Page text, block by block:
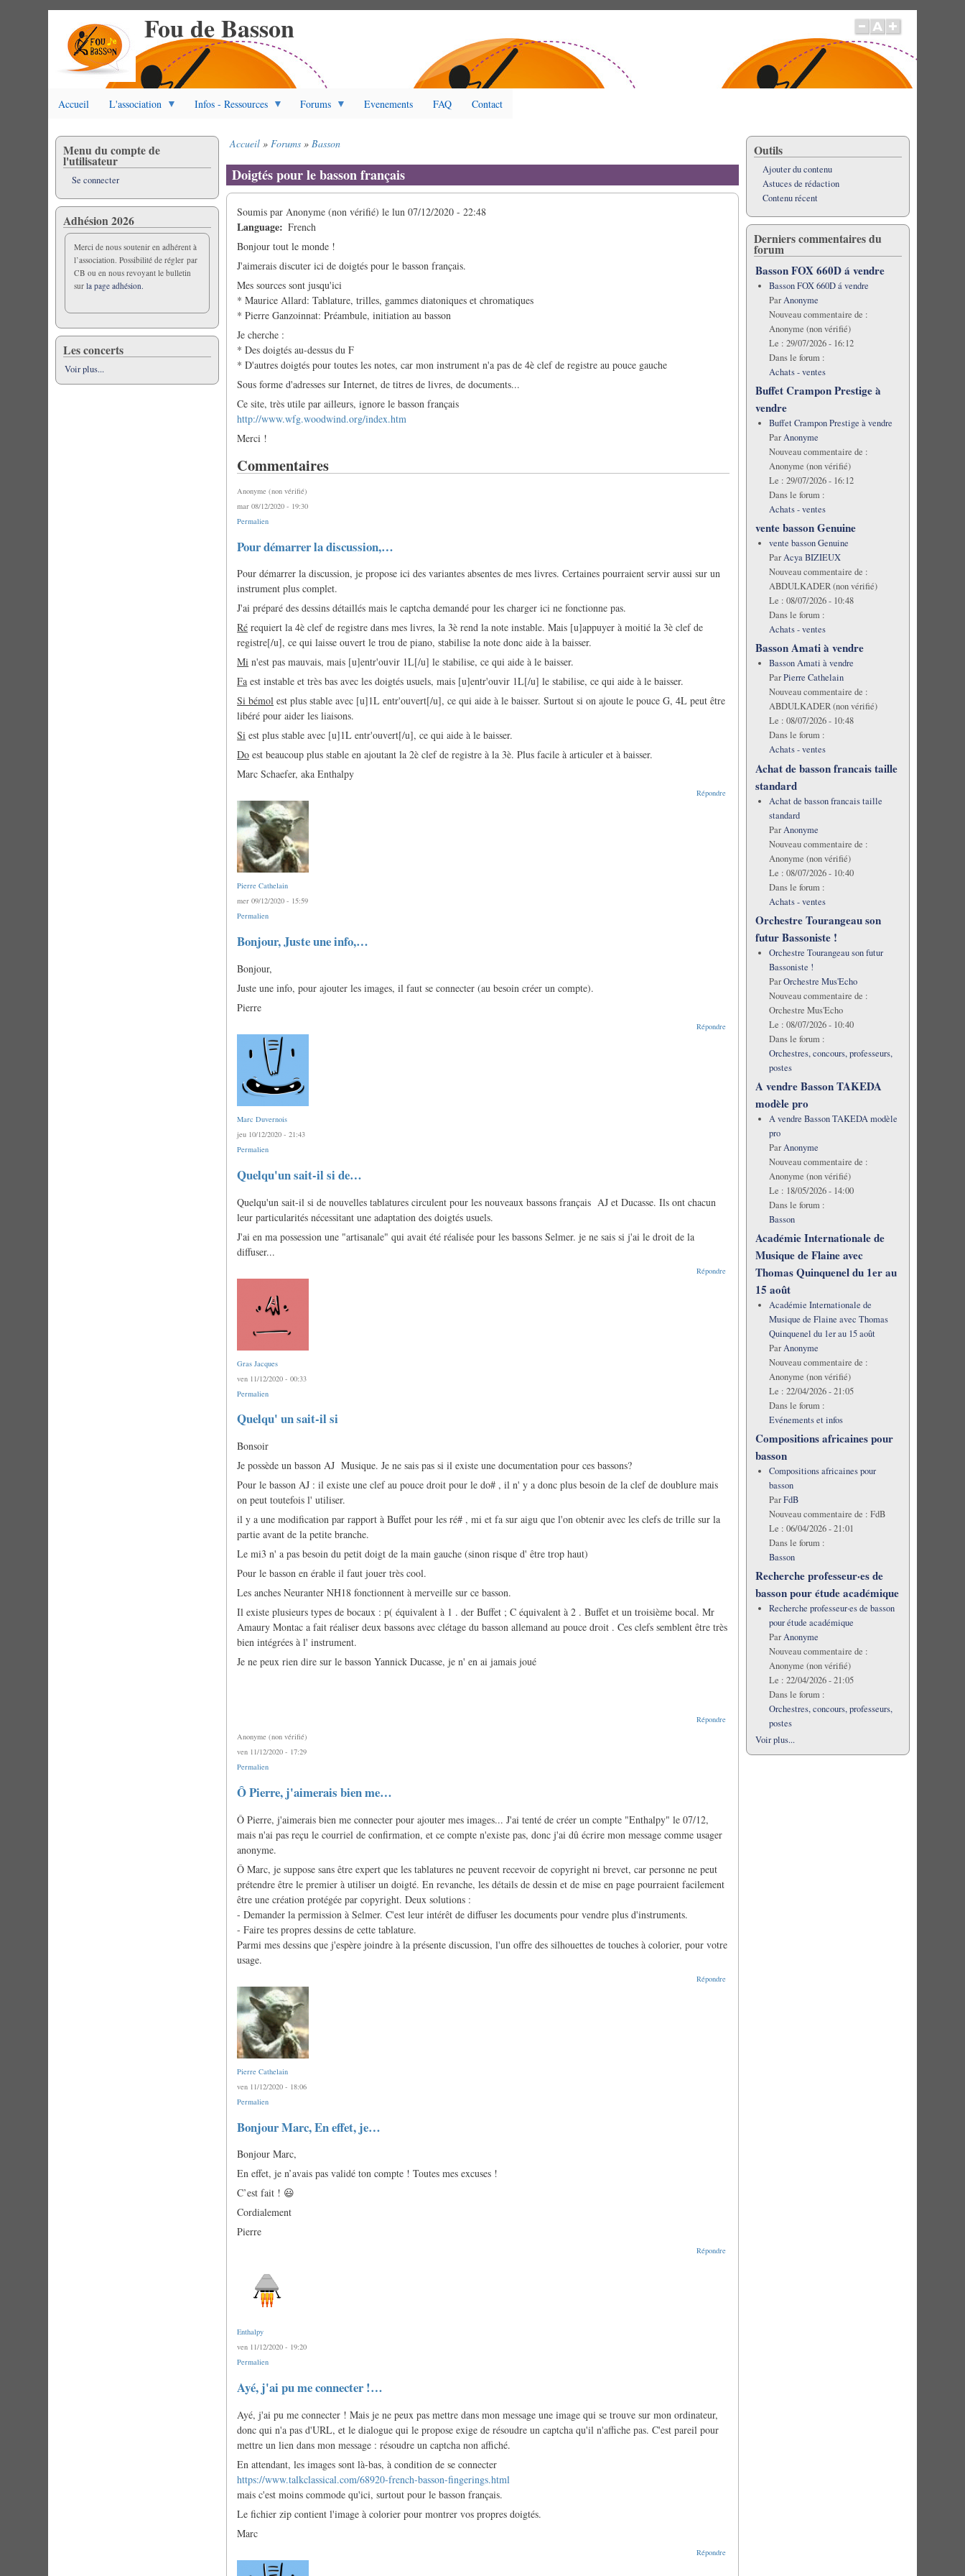
Fou de Basson
Accueil L'association Infos - Ressources Forums Evenements FAQ Contact
d'Ariane
Accueil Forums Basson
Doigtés pour le basson français
Soumis parAnonyme (non vérifié) lelun 07/12/2020 - 22:48
Language
French
Bonjour tout le monde !
J'aimerais discuter ici de doigtés pour le basson français.
Mes sources sont jusqu'ici
* Maurice Allard: Tablature, trilles, gammes diatoniques et chromatiques
* Pierre Ganzoinnat: Préambule, initiation au basson
Je cherche :
* Des doigtés au-dessus du F
* D'autres doigtés pour toutes les notes, car mon instrument n'a pas de 4è clef de registre au pouce gauche
Sous forme d'adresses sur Internet, de titres de livres, de documents...
Ce site, très utile par ailleurs, ignore le basson français
http://www.wfg.woodwind.org/index.htm
Merci !
Commentaires
Anonyme (non vérifié)
mar 08/12/2020 - 19:30
Permalien
Pour démarrer la discussion,…
Pour démarrer la discussion, je propose ici des variantes absentes de mes livres. Certaines pourraient servir aussi sur un
instrument plus complet.
J'ai préparé des dessins détaillés mais le captcha demandé pour les charger ici ne fonctionne pas.
Ré requiert la 4è clef de registre dans mes livres, la 3è rend la note instable. Mais [u]appuyer à moitié la 3è clef de
registre[/u], ce qui laisse ouvert le trou de piano, stabilise la note donc aide à la baisser.
Mi n'est pas mauvais, mais [u]entr'ouvir 1L[/u] le stabilise, ce qui aide à le baisser.
Fa est instable et très bas avec les doigtés usuels, mais [u]entr'ouvir 1L[/u] le stabilise, ce qui aide à le baisser.
Si bémol est plus stable avec [u]1L entr'ouvert[/u], ce qui aide à le baisser. Surtout si on ajoute le pouce G, 4L peut être
libéré pour aider les liaisons.
Si est plus stable avec [u]1L entr'ouvert[/u], ce qui aide à le baisser.
Do est beaucoup plus stable en ajoutant la 2è clef de registre à la 3è. Plus facile à articuler et à baisser.
Marc Schaefer, aka Enthalpy
Répondre
Pierre Cathelain
mer 09/12/2020 - 15:59
Permalien
Bonjour, Juste une info,…
Bonjour,
Juste une info, pour ajouter les images, il faut se connecter (au besoin créer un compte).
Pierre
Répondre
Marc Duvernois
jeu 10/12/2020 - 21:43
Permalien
Quelqu'un sait-il si de…
Quelqu'un sait-il si de nouvelles tablatures circulent pour les nouveaux bassons français AJ et Ducasse. Ils ont chacun
leur particularités nécessitant une adaptation des doigtés usuels.
J'ai en ma possession une "artisanale" qui avait été réalisée pour les bassons Selmer. je ne sais si j'ai le droit de la
diffuser...
Répondre
Gras Jacques
ven 11/12/2020 - 00:33
Permalien
En
réponse
Quelqu'un
il
de…
par
Duvernois
Quelqu' un sait-il si
Bonsoir
Je possède un basson AJ Musique. Je ne sais pas si il existe une documentation pour ces bassons?
Pour le basson AJ : il existe une clef au pouce droit pour le do# , il n' y a donc plus besoin de la clef de doublure mais
on peut toutefois l' utiliser.
il y a une modification par rapport à Buffet pour les ré# , mi et fa sur aigu que l'on obtenir avec les clefs de trille sur la
partie avant de la petite branche.
Le mi3 n' a pas besoin du petit doigt de la main gauche (sinon risque d' être trop haut)
Pour le basson en érable il faut jouer très cool.
Les anches Neuranter NH18 fonctionnent à merveille sur ce basson.
Il existe plusieurs types de bocaux : p( équivalent à 1 . der Buffet ; C équivalent à 2 . Buffet et un troisième bocal. Mr
Amaury Montac a fait réaliser deux bassons avec clétage du basson allemand au pouce droit . Ces clefs semblent être très
bien intégrées à l' instrument.
Je ne peux rien dire sur le basson Yannick Ducasse, je n' en ai jamais joué
Répondre
Anonyme (non vérifié)
ven 11/12/2020 - 17:29
Permalien
Ô Pierre, j'aimerais bien me…
Ô Pierre, j'aimerais bien me connecter pour ajouter mes images... J'ai tenté de créer un compte "Enthalpy" le 07/12,
mais n'ai pas reçu le courriel de confirmation, et ce compte n'existe pas, donc j'ai dû écrire mon message comme usager
anonyme.
Ô Marc, je suppose sans être expert que les tablatures ne peuvent recevoir de copyright ni brevet, car personne ne peut
prétendre être le premier à utiliser un doigté. En revanche, les détails de dessin et de mise en page pourraient facilement
être une création protégée par copyright. Deux solutions :
- Demander la permission à Selmer. C'est leur intérêt de diffuser les documents pour vendre plus d'instruments.
- Faire tes propres dessins de cette tablature.
Parmi mes dessins que j'espère joindre à la présente discussion, l'un offre des silhouettes de touches à colorier, pour votre
usage.
Répondre
Pierre Cathelain
ven 11/12/2020 - 18:06
Permalien
En
réponse
Ô
j'aimerais
me…
par
Anonyme
(non
Bonjour Marc, En effet, je…
Bonjour Marc,
En effet, je n’avais pas validé ton compte ! Toutes mes excuses !
C’est fait ! 😃
Cordialement
Pierre
Répondre
Enthalpy
ven 11/12/2020 - 19:20
Permalien
Ayé, j'ai pu me connecter !…
Ayé, j'ai pu me connecter ! Mais je ne peux pas mettre dans mon message une image qui se trouve sur mon ordinateur,
donc qui n'a pas d'URL, et le dialogue qui le propose exige de résoudre un captcha qu'il n'affiche pas. C'est pareil pour
mettre un lien dans mon message : résoudre un captcha non affiché.
En attendant, les images sont là-bas, à condition de se connecter
https://www.talkclassical.com/68920-french-basson-fingerings.html
mais c'est moins commode qu'ici, surtout pour le basson français.
Le fichier zip contient l'image à colorier pour montrer vos propres doigtés.
Marc
Répondre
Menu du compte de
l'utilisateur
Se connecter
Adhésion 2026
Merci de nous soutenir en adhérent à
l’association. Possibilité de régler par
CB ou en nous revoyant le bulletin
surla page adhésion.
Les concerts
Voir plus...
Outils
Ajouter du contenu
Astuces de rédaction
Contenu récent
Derniers commentaires du
forum
Basson FOX 660D á vendre
Basson FOX 660D á vendre
ParAnonyme
Nouveau commentaire de :
Anonyme (non vérifié)
Le : 29/07/2026 - 16:12
Dans le forum :
Achats - ventes
Buffet Crampon Prestige à
vendre
Buffet Crampon Prestige à vendre
ParAnonyme
Nouveau commentaire de :
Anonyme (non vérifié)
Le : 29/07/2026 - 16:12
Dans le forum :
Achats - ventes
vente basson Genuine
vente basson Genuine
ParAcya BIZIEUX
Nouveau commentaire de :
ABDULKADER (non vérifié)
Le : 08/07/2026 - 10:48
Dans le forum :
Achats - ventes
Basson Amati à vendre
Basson Amati à vendre
ParPierre Cathelain
Nouveau commentaire de :
ABDULKADER (non vérifié)
Le : 08/07/2026 - 10:48
Dans le forum :
Achats - ventes
Achat de basson francais taille
standard
Achat de basson francais taille
standard
ParAnonyme
Nouveau commentaire de :
Anonyme (non vérifié)
Le : 08/07/2026 - 10:40
Dans le forum :
Achats - ventes
Orchestre Tourangeau son
futur Bassoniste !
Orchestre Tourangeau son futur
Bassoniste !
ParOrchestre Mus'Echo
Nouveau commentaire de :
Orchestre Mus'Echo
Le : 08/07/2026 - 10:40
Dans le forum :
Orchestres, concours, professeurs,
postes
A vendre Basson TAKEDA
modèle pro
A vendre Basson TAKEDA modèle
pro
ParAnonyme
Nouveau commentaire de :
Anonyme (non vérifié)
Le : 18/05/2026 - 14:00
Dans le forum :
Basson
Académie Internationale de
Musique de Flaine avec
Thomas Quinquenel du 1er au
15 août
Académie Internationale de
Musique de Flaine avec Thomas
Quinquenel du 1er au 15 août
ParAnonyme
Nouveau commentaire de :
Anonyme (non vérifié)
Le : 22/04/2026 - 21:05
Dans le forum :
Evénements et infos
Compositions africaines pour
basson
Compositions africaines pour
basson
ParFdB
Nouveau commentaire de : FdB
Le : 06/04/2026 - 21:01
Dans le forum :
Basson
Recherche professeur·es de
basson pour étude académique
Recherche professeur·es de basson
pour étude académique
ParAnonyme
Nouveau commentaire de :
Anonyme (non vérifié)
Le : 22/04/2026 - 21:05
Dans le forum :
Orchestres, concours, professeurs,
postes
Voir plus...